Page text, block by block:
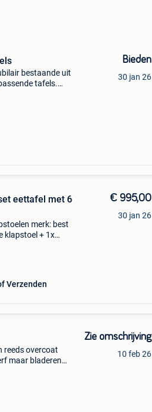
bestaande uit
tafels.
Bieden
30 jan 26
eettafel met 6
merk: best
klapstoel + 1x
Verzenden
€ 995,00
30 jan 26
reeds overcoat
maar bladeren
Zie omschrijving
10 feb 26